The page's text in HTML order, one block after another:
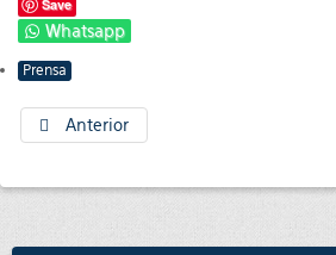
Save
Whatsapp
Prensa
Anterior